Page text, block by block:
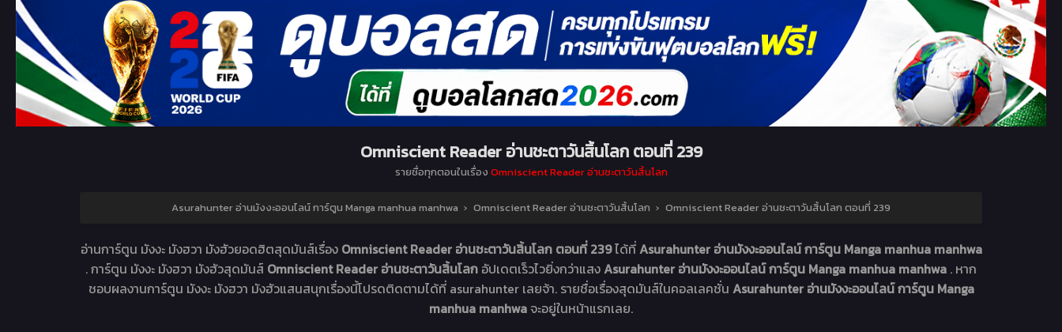
Omniscient Reader อ่านชะตาวันสิ้นโลก ตอนที่ 239
รายชื่อทุกตอนในเรื่อง Omniscient Reader อ่านชะตาวันสิ้นโลก
Asurahunter อ่านมังงะออนไลน์ การ์ตูน Manga manhua manhwa › Omniscient Reader อ่านชะตาวันสิ้นโลก › Omniscient Reader อ่านชะตาวันสิ้นโลก ตอนที่ 239
อ่านการ์ตูน มังงะ มังฮวา มังฮัวยอดฮิตสุดมันส์เรื่อง Omniscient Reader อ่านชะตาวันสิ้นโลก ตอนที่ 239ได้ที่Asurahunter อ่านมังงะออนไลน์ การ์ตูน Manga manhua manhwa
. การ์ตูน มังงะ มังฮวา มังฮัวสุดมันส์ Omniscient Reader อ่านชะตาวันสิ้นโลก อัปเดตเร็วไวยิ่งกว่าแสงAsurahunter อ่านมังงะออนไลน์ การ์ตูน Manga manhua manhwa . หาก
ชอบผลงานการ์ตูน มังงะ มังฮวา มังฮัวแสนสนุกเรื่องนี้โปรดติดตามได้ที่ asurahunter เลยจ้า. รายชื่อเรื่องสุดมันส์ในคอลเลคชั่น Asurahunter อ่านมังงะออนไลน์ การ์ตูน Manga
manhua manhwa จะอยู่ในหน้าแรกเลย.